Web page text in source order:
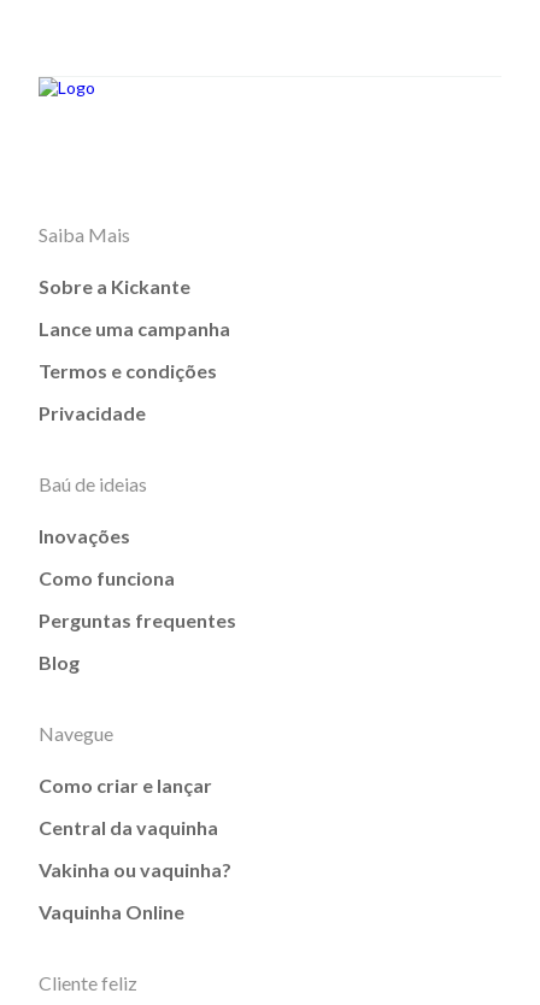
Saiba Mais
Sobre a Kickante
Lance uma campanha
Termos e condições
Privacidade
Baú de ideias
Inovações
Como funciona
Perguntas frequentes
Blog
Navegue
Como criar e lançar
Central da vaquinha
Vakinha ou vaquinha?
Vaquinha Online
Cliente feliz